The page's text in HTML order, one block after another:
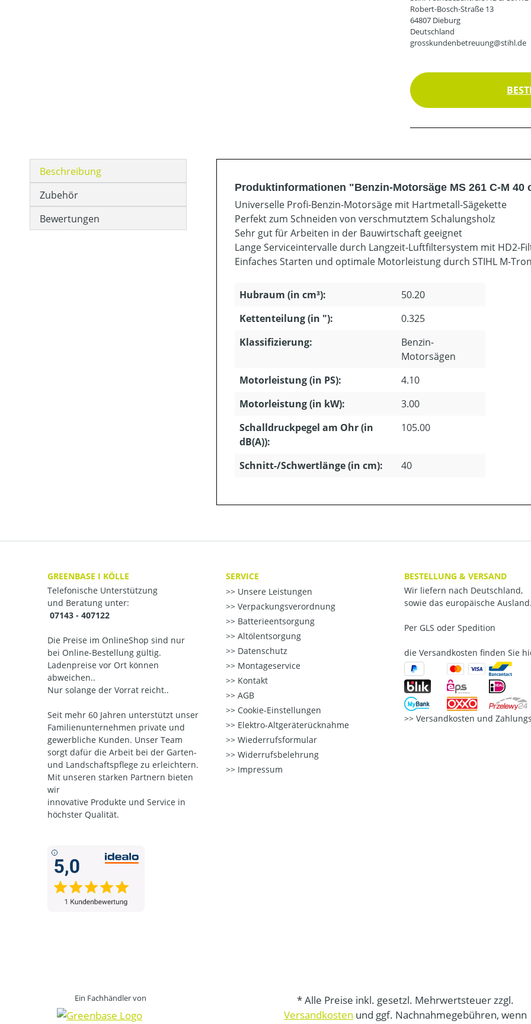
Robert-Bosch-Straße 13
64807 Dieburg
Deutschland
grosskundenbetreuung@stihl.de
Beschreibung
Zubehör
Bewertungen
Produktinformationen "Benzin-Motorsäge MS 261 C-M 40
Universelle Profi-Benzin-Motorsäge mit Hartmetall-Sägekette
Perfekt zum Schneiden von verschmutztem Schalungsholz
Sehr gut für Arbeiten in der Bauwirtschaft geeignet
Lange Serviceintervalle durch Langzeit-Luftfiltersystem mit HD2-
Einfaches Starten und optimale Motorleistung durch STIHL M-
Hubraum (in cm³):
50.20
Kettenteilung (in "):
0.325
Klassifizierung:
Benzin-
Motorsägen
Motorleistung (in PS):
4.10
Motorleistung (in kW):
3.00
Schalldruckpegel am Ohr (in
dB(A)):
105.00
Schnitt-/Schwertlänge (in cm): 40
GREENBASE I KÖLLE
Telefonische Unterstützung
und Beratung unter:
07143 - 407122
Die Preise im OnlineShop sind nur
bei Online-Bestellung gültig.
Ladenpreise vor Ort können
abweichen..
Nur solange der Vorrat reicht..
Seit mehr 60 Jahren unterstützt unser
Familienunternehmen private und
gewerbliche Kunden. Unser Team
sorgt dafür die Arbeit bei der Garten-
und Landschaftspflege zu erleichtern.
Mit unseren starken Partnern bieten
wir
innovative Produkte und Service in
höchster Qualität.
SERVICE
Unsere Leistungen
Verpackungsverordnung
Batterieentsorgung
Altölentsorgung
Datenschutz
Montageservice
Kontakt
AGB
Cookie-Einstellungen
Elektro-Altgeräterücknahme
Wiederrufsformular
Widerrufsbelehrung
Impressum
BESTELLUNG & VERSAND
Wir liefern nach Deutschland,
sowie das europäische Ausland.
Per GLS oder Spedition
die Versandkosten finden Sie
Versandkosten und
Ein Fachhändler von
* Alle Preise inkl. gesetzl. Mehrwertsteuer zzgl.
Versandkosten und ggf. Nachnahmegebühren, wenn